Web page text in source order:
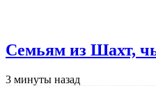
Семьям из Шахт,
3 минуты назад